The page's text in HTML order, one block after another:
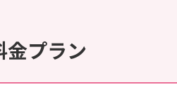
金プラン